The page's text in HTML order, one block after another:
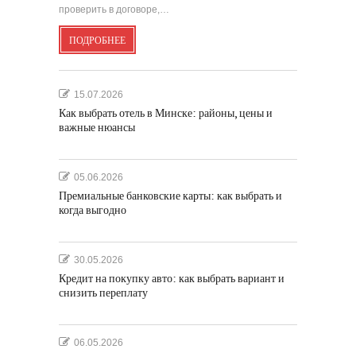
проверить в договоре,…
ПОДРОБНЕЕ
15.07.2026
Как выбрать отель в Минске: районы, цены и
важные нюансы
05.06.2026
Премиальные банковские карты: как выбрать и
когда выгодно
30.05.2026
Кредит на покупку авто: как выбрать вариант и
снизить переплату
06.05.2026